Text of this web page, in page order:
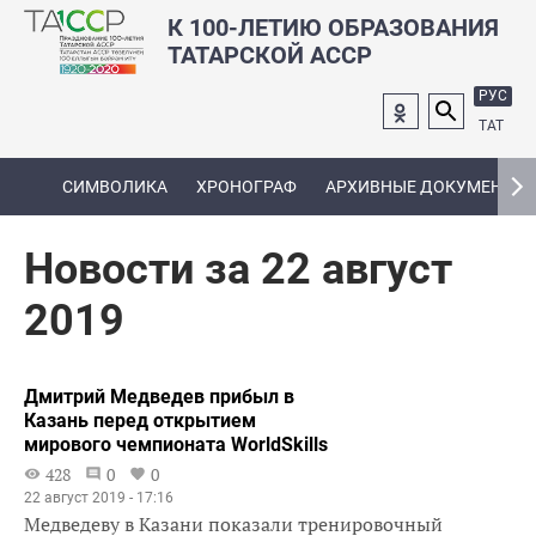
К 100-ЛЕТИЮ ОБРАЗОВАНИЯ
ТАТАРСКОЙ АССР
РУС
ТАТ
СИМВОЛИКА ХРОНОГРАФ АРХИВНЫЕ ДОКУМЕНТЫ
Новости за 22 август
2019
Дмитрий Медведев прибыл в
Казань перед открытием
мирового чемпионата WorldSkills
428
0 0
22 август 2019 - 17:16
Медведеву в Казани показали тренировочный